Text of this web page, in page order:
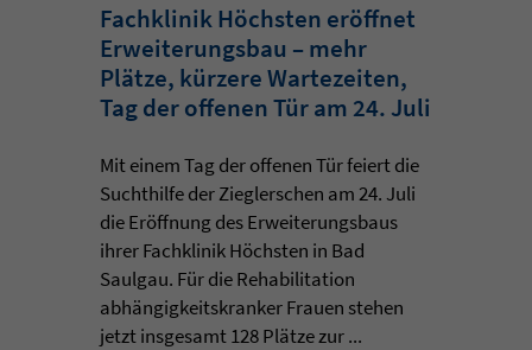
Fachklinik Höchsten eröffnet
Erweiterungsbau – mehr
Plätze, kürzere Wartezeiten,
Tag der offenen Tür am 24. Juli
Mit einem Tag der offenen Tür feiert die
Suchthilfe der Zieglerschen am 24. Juli
die Eröffnung des Erweiterungsbaus
ihrer Fachklinik Höchsten in Bad
Saulgau. Für die Rehabilitation
abhängigkeitskranker Frauen stehen
jetzt insgesamt 128 Plätze zur ...